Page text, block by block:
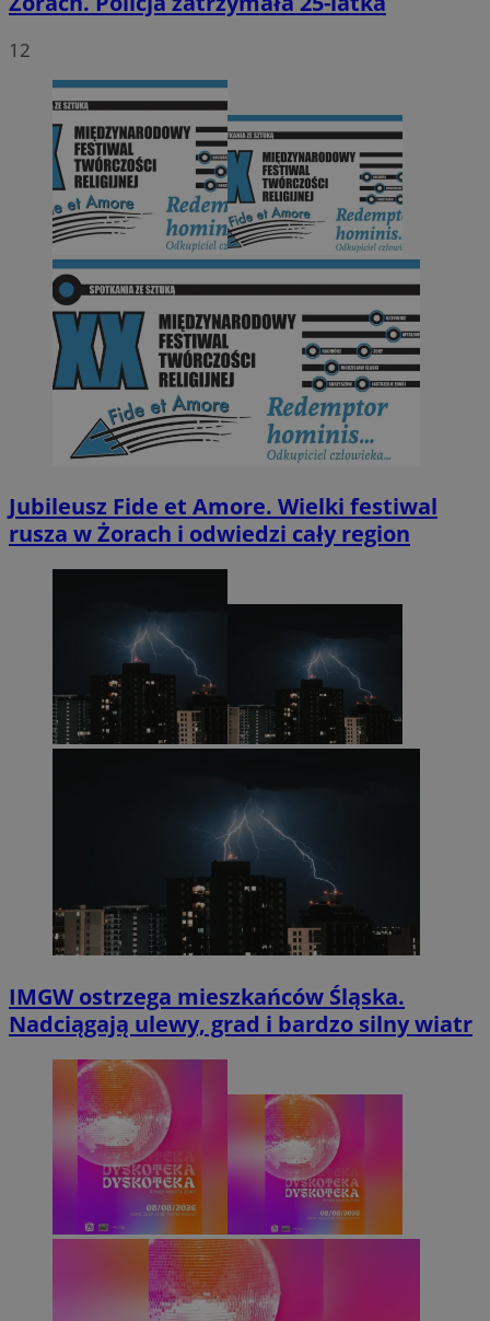
12
Jubileusz Fide et Amore. Wielki festiwal
rusza w Żorach i odwiedzi cały region
IMGW ostrzega mieszkańców Śląska.
Nadciągają ulewy, grad i bardzo silny wiatr